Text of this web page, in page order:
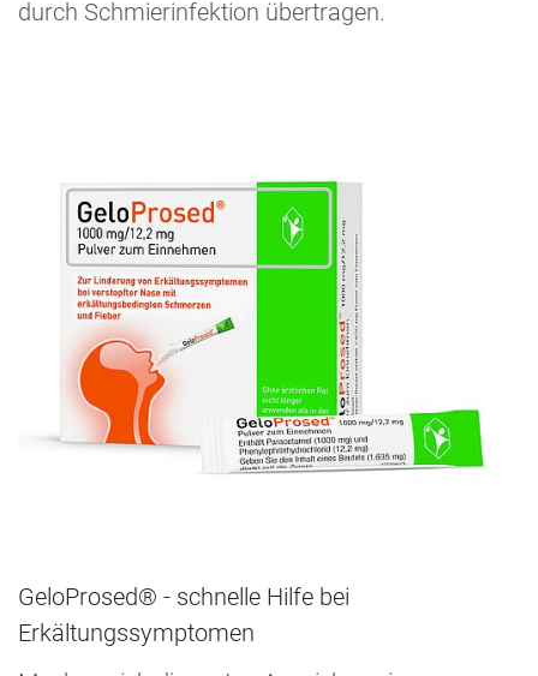
durch Schmierinfektion übertragen.
GeloProsed® - schnelle Hilfe bei
Erkältungssymptomen